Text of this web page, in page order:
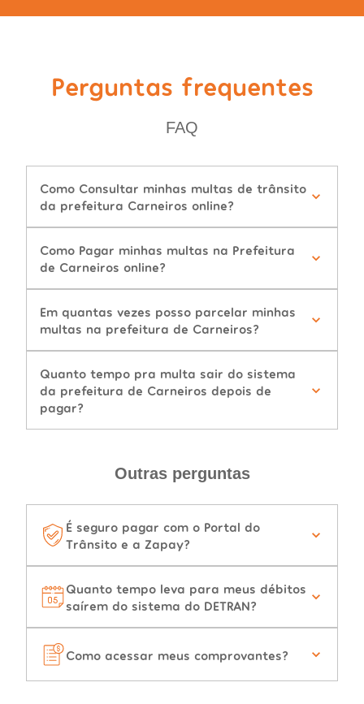
Perguntas frequentes
FAQ
Como Consultar minhas multas de trânsito
da prefeitura Carneiros online?
Como Pagar minhas multas na Prefeitura
de Carneiros online?
Em quantas vezes posso parcelar minhas
multas na prefeitura de Carneiros?
Quanto tempo pra multa sair do sistema
da prefeitura de Carneiros depois de
pagar?
Outras perguntas
É seguro pagar com o Portal do
Trânsito e a Zapay?
Quanto tempo leva para meus débitos
saírem do sistema do DETRAN?
Como acessar meus comprovantes?